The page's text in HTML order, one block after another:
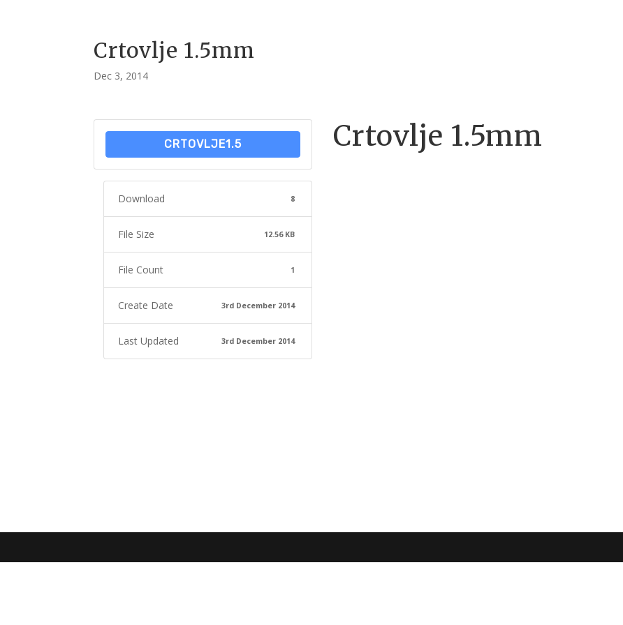
Crtovlje 1.5mm
Dec 3, 2014
CRTOVLJE1.5
Download 8
File Size 12.56 KB
File Count 1
Create Date 3rd December 2014
Last Updated 3rd December 2014
Crtovlje 1.5mm